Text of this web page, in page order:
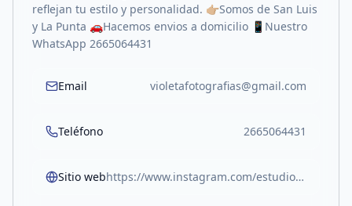
reflejan tu estilo y personalidad. 👉🏼Somos de San Luis
y La Punta 🚗Hacemos envios a domicilio 📱Nuestro
WhatsApp 2665064431
Email violetafotografias@gmail.com
Teléfono 2665064431
Sitio web https://www.instagram.com/estudio.violeta_?igsh=MWxzY25zcmI2b2NncA==